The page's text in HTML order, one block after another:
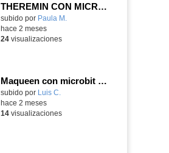
THEREMIN CON MICROBIT
Contenido educativo.
subido por Paula M.
hace 2 meses
24visualizaciones
Maqueen con microbit detectando obstáculos
Contenido educativo.
subido por Luis C.
hace 2 meses
14visualizaciones